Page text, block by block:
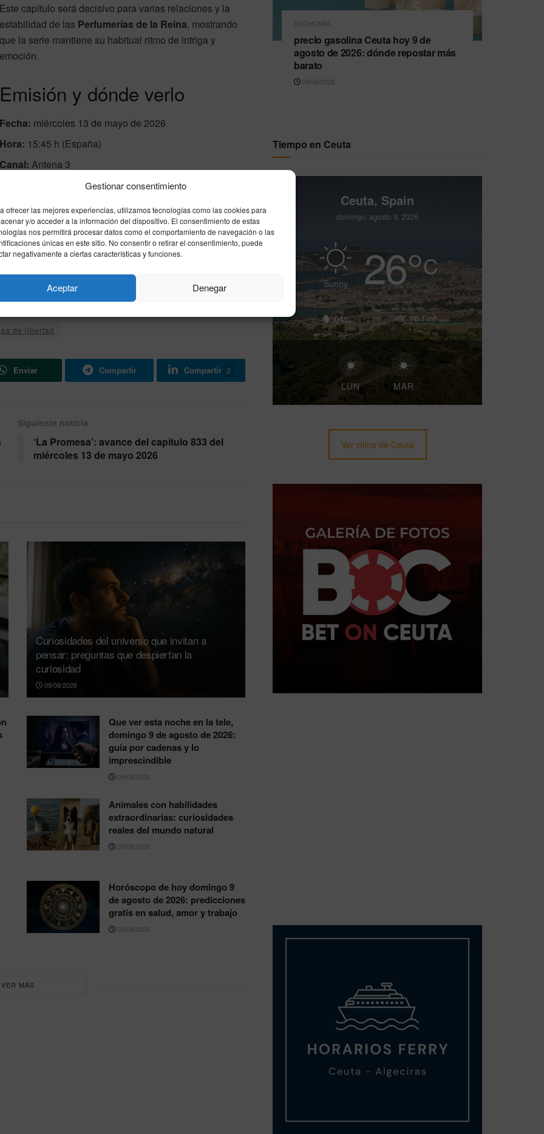
Gestionar consentimiento
ofrecer las mejores experiencias, utilizamos tecnologías como las cookies para
y/o acceder a la información del dispositivo. El consentimiento de estas
nos permitirá procesar datos como el comportamiento de navegación o las
únicas en este sitio. No consentir o retirar el consentimiento, puede
negativamente a ciertas características y funciones.
Aceptar Denegar
Este capítulo será decisivo para varias relaciones y la
estabilidad de las Perfumerías de la Reina, mostrando
que la serie mantiene su habitual ritmo de intriga y
emoción.
Emisión y dónde verlo
Fecha: miércoles 13 de mayo de 2026
Hora: 15:45 h (España)
Canal: Antena 3
tramas en tiempo real, y tras la emisión, consultar
resúmenes, análisis y reacciones en medios
especializados.
de libertad
Enviar Compartir Compartir 2
Siguiente noticia
‘La Promesa’: avance del capítulo 833 del
miércoles 13 de mayo 2026
Curiosidades del universo que invitan a
pensar: preguntas que despiertan la
curiosidad
09/08/2026
Que ver esta noche en la tele,
domingo 9 de agosto de 2026:
guía por cadenas y lo
imprescindible
09/08/2026
Animales con habilidades
extraordinarias: curiosidades
reales del mundo natural
09/08/2026
Horóscopo de hoy domingo 9
de agosto de 2026: predicciones
gratis en salud, amor y trabajo
09/08/2026
VER MÁS
ECONOMÍA
precio gasolina Ceuta hoy 9 de
agosto de 2026: dónde repostar más
barato
09/08/2026
Tiempo en Ceuta
Ceuta, Spain
domingo, agosto 9, 2026
Sunny 26°C
64% 10.1mh
LUN MAR
Ver clima de Ceuta